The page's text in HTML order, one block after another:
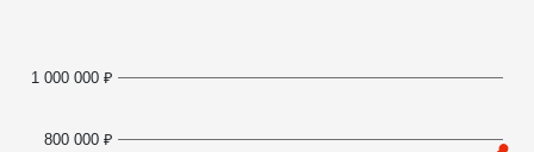
800 000 ₽
1 000 000 ₽